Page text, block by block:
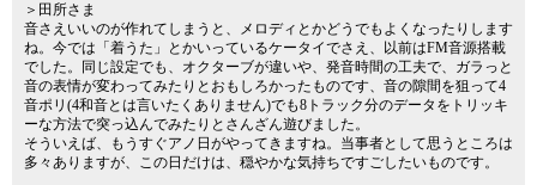
＞田所さま
音さえいいのが作れてしまうと、メロディとかどうでもよくなったりします
ね。今では「着うた」とかいっているケータイでさえ、以前はFM音源搭載
でした。同じ設定でも、オクターブが違いや、発音時間の工夫で、ガラっと
音の表情が変わってみたりとおもしろかったものです、音の隙間を狙って4
音ポリ(4和音とは言いたくありません)でも8トラック分のデータをトリッキ
ーな方法で突っ込んでみたりとさんざん遊びました。
そういえば、もうすぐアノ日がやってきますね。当事者として思うところは
多々ありますが、この日だけは、穏やかな気持ちですごしたいものです。